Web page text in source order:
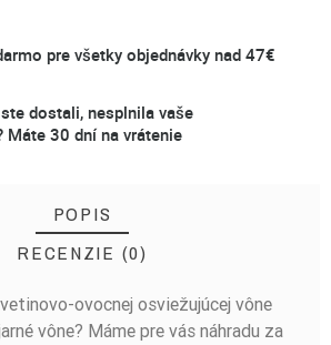
pre všetky objednávky nad 47€
dostali, nesplnila vaše
Máte 30 dní na vrátenie
POPIS
RECENZIE (0)
ovocnej osviežujúcej vône
vône? Máme pre vás náhradu za
NAPÍŠE RECENZIU!